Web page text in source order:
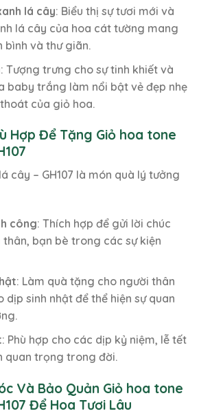
lá cây: Biểu thị sự tươi mới và
lá cây của hoa cát tường mang
bình và thư giãn.
: Tượng trưng cho sự tinh khiết và
baby trắng làm nổi bật vẻ đẹp nhẹ
của giỏ hoa.
Hợp Để Tặng Giỏ hoa tone
cây – GH107 là món quà lý tưởng
công: Thích hợp để gửi lời chúc
bạn bè trong các sự kiện
: Làm quà tặng cho người thân
dịp sinh nhật để thể hiện sự quan
: Phù hợp cho các dịp kỷ niệm, lễ tết
quan trọng trong đời.
Và Bảo Quản Giỏ hoa tone
Để Hoa Tươi Lâu